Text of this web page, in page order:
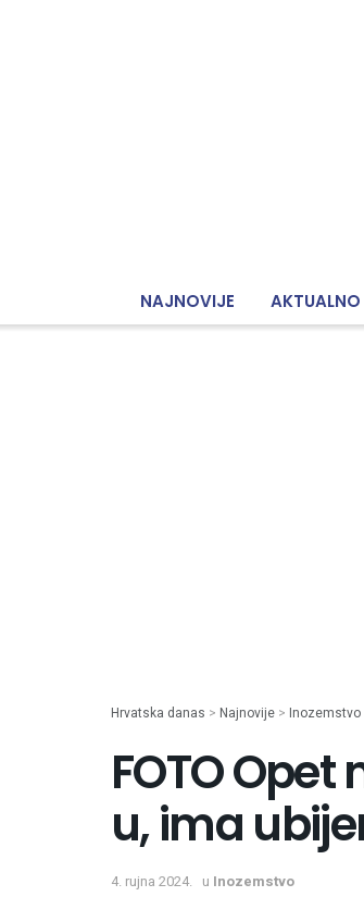
NAJNOVIJE AKTUALNO
Hrvatska danas > Najnovije > Inozemstvo
FOTO
u, ima
4. rujna 2024. u Inozemstvo